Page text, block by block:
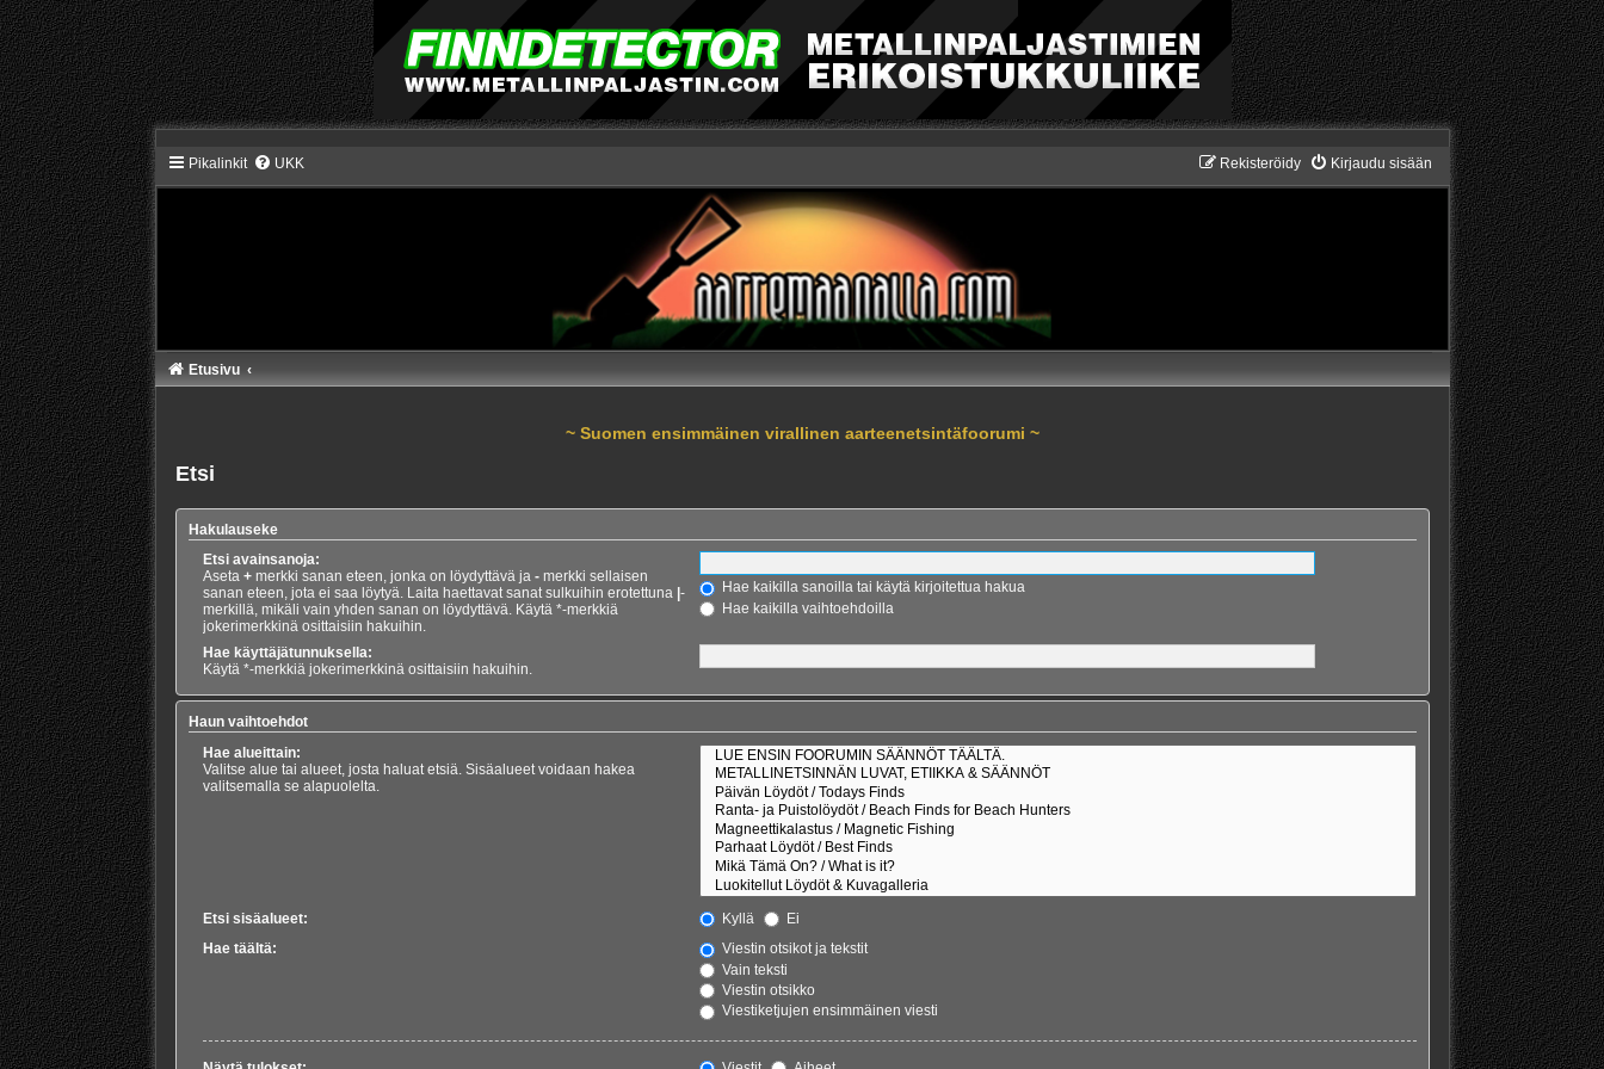
Pikalinkit UKK Kirjaudu sisään
Rekisteröidy
Etusivu
~ Suomen ensimmäinen virallinen aarteenetsintäfoorumi ~
Etsi
Hakulauseke
Etsi avainsanoja:
Aseta +merkki sanan eteen, jonka on löydyttävä ja -merkki sellaisen
sanan eteen, jota ei saa löytyä. Laita haettavat sanat sulkuihin erotettuna -
merkillä, mikäli vain yhden sanan on löydyttävä. Käytä *-merkkiä
jokerimerkkinä osittaisiin hakuihin.
Hae kaikilla sanoilla tai käytä kirjoitettua hakua
Hae kaikilla vaihtoehdoilla
Hae käyttäjätunnuksella:
Käytä *-merkkiä jokerimerkkinä osittaisiin hakuihin.
Haun vaihtoehdot
Hae alueittain:
Valitse alue tai alueet, josta haluat etsiä. Sisäalueet voidaan hakea
valitsemalla se alapuolelta.
Etsi sisäalueet: Kyllä
Ei
Hae täältä:
Viestin otsikot ja tekstit
Vain teksti
Viestin otsikko
Viestiketjujen ensimmäinen viesti